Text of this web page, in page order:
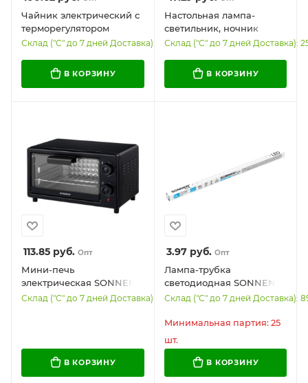
Чайник электрический с
терморегулятором
SONNEN KT-1809D, 1,8 л,
подсветки, 5 температур,
стекло текстура ромб,
Склад ("С" до 7 дней Доставка): 21
В КОРЗИНУ
Настольная лампа-
светильник, ночник
SONNEN RG-001, 30 LED,
подсветка, белый, 238774
Склад ("С" до 7 дней Доставка):
В КОРЗИНУ
113.85 руб. Опт
Мини-печь
электрическая SONNEN
EO-1001, 800 Вт, 10 л,
Склад ("С" до 7 дней Доставка): 558
В КОРЗИНУ
3.97руб. Опт
Лампа-трубка
светодиодная SONNEN
EXTRA, 9 (18) Вт, G13,
белый, LED T8-9W-6500-
Склад ("С" до 7 дней Доставка):
Минимальная партия: 25
шт.
В КОРЗИНУ